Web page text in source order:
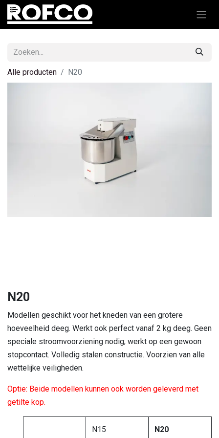
Alle producten N20
N20
Modellen geschikt voor het kneden van een grotere
hoeveelheid deeg. Werkt ook perfect vanaf 2 kg deeg. Geen
speciale stroomvoorziening nodig; werkt op een gewoon
stopcontact. Volledig stalen constructie. Voorzien van alle
wettelijke veiligheden.
Optie: Beide modellen kunnen ook worden geleverd met
getilte kop.
N15 N20